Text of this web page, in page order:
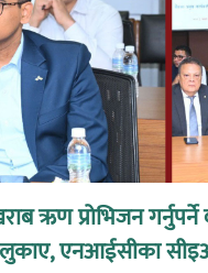
ऋण प्रोभिजन
एनआईसीका